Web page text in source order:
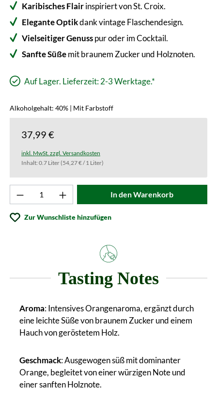
Karibisches Flairinspiriert von St. Croix.
Elegante Optikdank vintage Flaschendesign.
Vielseitiger Genusspur oder im Cocktail.
Sanfte Süßemit braunem Zucker und Holznoten.
Auf Lager. Lieferzeit: 2-3 Werktage.*
Alkoholgehalt: 40% | Mit Farbstoff
37,99 €
inkl. MwSt. zzgl. Versandkosten
Inhalt: 0.7 Liter(54,27 € / 1 Liter)
Produkt Anzahl: Gib den gewünschten
In den Warenkorb
Zur Wunschliste hinzufügen
Tasting Notes
Aroma: Intensives Orangenaroma, ergänzt durch
eine leichte Süße von braunem Zucker und einem
Hauch von geröstetem Holz.
Geschmack: Ausgewogen süß mit dominanter
Orange, begleitet von einer würzigen Note und
einer sanften Holznote.